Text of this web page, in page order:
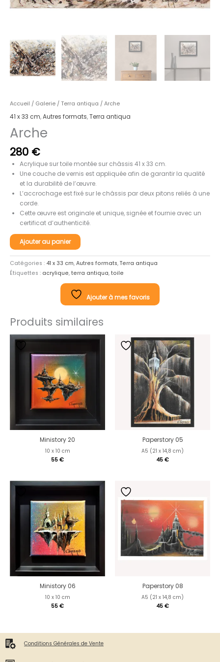
Accueil / Galerie /Terra antiqua / Arche
41 x 33 cm,Autres formats,Terra antiqua
Arche
280 €
Acrylique sur toile montée sur châssis 41 x 33 cm.
Une couche de vernis est appliquée afin de garantir la qualité
et la durabilité de l’œuvre.
L’accrochage est fixé sur le châssis par deux pitons reliés à une
corde.
Cette œuvre est originale et unique, signée et fournie avec un
certificat d’authenticité.
quantité
de
Arche
Ajouter au panier
Catégories : 41 x 33 cm, Autres formats, Terra antiqua
Étiquettes : acrylique, terra antiqua, toile
Ajouter à mes favoris
Produits similaires
Ministory 20
10 x 10 cm
55 €
Paperstory 05
A5 (21 x 14,8 cm)
45 €
Ministory 06
10 x 10 cm
55 €
Paperstory 08
A5 (21 x 14,8 cm)
45 €
Conditions Générales de Vente